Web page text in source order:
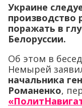
Украине
производство
поражать в
Белоруссии.
Об этом в
Немырей
начальника
Романенко,